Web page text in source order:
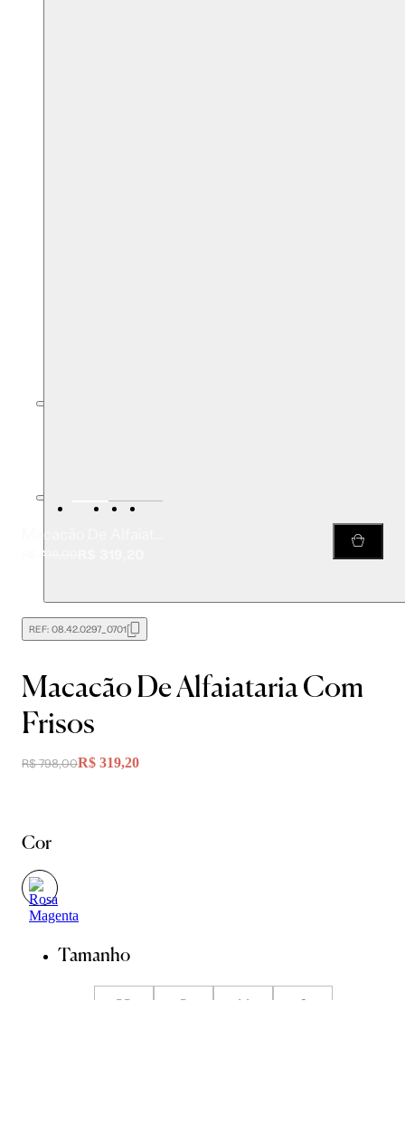
R$ 798,00
REF: 08.42.0297_0701
Macacão De Alfaiataria Com
Frisos
R$ 798,00R$ 319,20
Cor
Tamanho
PP P M G